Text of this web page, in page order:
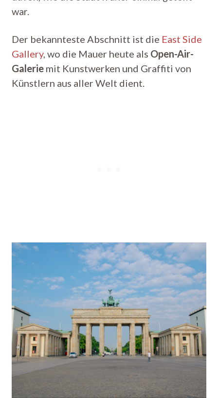
war.
Der bekannteste Abschnitt ist die East Side
Gallery, wo die Mauer heute als Open-Air-
Galerie mit Kunstwerken und Graffiti von
Künstlern aus aller Welt dient.